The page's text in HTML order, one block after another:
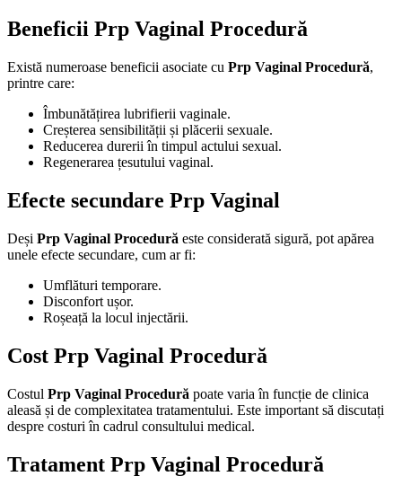
Beneficii Prp Vaginal Procedură
Există numeroase beneficii asociate cu Prp Vaginal Procedură,
printre care:
Îmbunătățirea lubrifierii vaginale.
Creșterea sensibilității și plăcerii sexuale.
Reducerea durerii în timpul actului sexual.
Regenerarea țesutului vaginal.
Efecte secundare Prp Vaginal
Deși Prp Vaginal Procedură este considerată sigură, pot apărea
unele efecte secundare, cum ar fi:
Umflături temporare.
Disconfort ușor.
Roșeață la locul injectării.
Cost Prp Vaginal Procedură
Costul Prp Vaginal Procedură poate varia în funcție de clinica
aleasă și de complexitatea tratamentului. Este important să discutați
despre costuri în cadrul consultului medical.
Tratament Prp Vaginal Procedură